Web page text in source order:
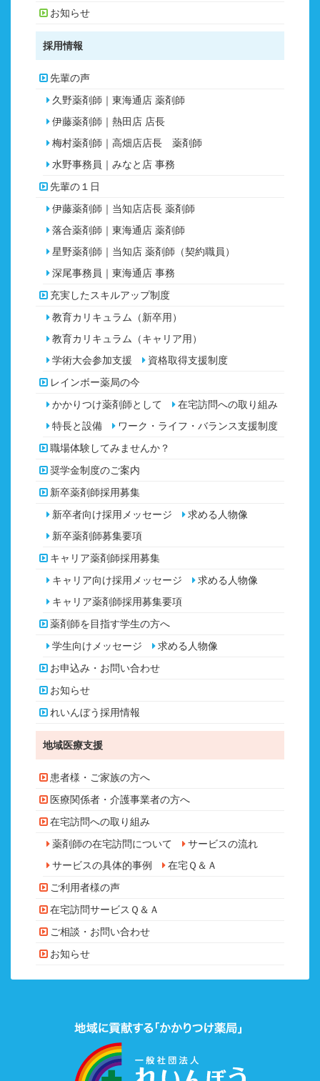
お知らせ
採用情報
先輩の声
久野薬剤師｜東海通店 薬剤師
伊藤薬剤師｜熱田店 店長
梅村薬剤師｜高畑店店長 薬剤師
水野事務員｜みなと店 事務
先輩の１日
伊藤薬剤師｜当知店店長 薬剤師
落合薬剤師｜東海通店 薬剤師
星野薬剤師｜当知店 薬剤師（契約職員）
深尾事務員｜東海通店 事務
充実したスキルアップ制度
教育カリキュラム（新卒用）
教育カリキュラム（キャリア用）
学術大会参加支援
資格取得支援制度
レインボー薬局の今
かかりつけ薬剤師として
在宅訪問への取り組み
特長と設備
ワーク・ライフ・バランス支援制度
職場体験してみませんか？
奨学金制度のご案内
新卒薬剤師採用募集
新卒者向け採用メッセージ
求める人物像
新卒薬剤師募集要項
キャリア薬剤師採用募集
キャリア向け採用メッセージ
求める人物像
キャリア薬剤師採用募集要項
薬剤師を目指す学生の方へ
学生向けメッセージ
求める人物像
お申込み・お問い合わせ
お知らせ
れいんぼう採用情報
地域医療支援
患者様・ご家族の方へ
医療関係者・介護事業者の方へ
在宅訪問への取り組み
薬剤師の在宅訪問について
サービスの流れ
サービスの具体的事例
在宅Ｑ＆Ａ
ご利用者様の声
在宅訪問サービスＱ＆Ａ
ご相談・お問い合わせ
お知らせ